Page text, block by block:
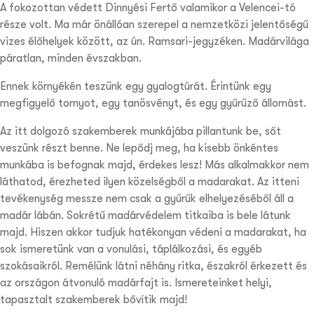
A fokozottan védett Dinnyési Fertő valamikor a Velencei-tó
része volt. Ma már önállóan szerepel a nemzetközi jelentőségű
vizes élőhelyek között, az ún. Ramsari-jegyzéken. Madárvilága
páratlan, minden évszakban.
Ennek környékén teszünk egy gyalogtúrát. Érintünk egy
megfigyelő tornyot, egy tanösvényt, és egy gyűrűző állomást.
Az itt dolgozó szakemberek munkájába pillantunk be, sőt
veszünk részt benne. Ne lepődj meg, ha kisebb önkéntes
munkába is befognak majd, érdekes lesz! Más alkalmakkor nem
láthatod, érezheted ilyen közelségből a madarakat. Az itteni
tevékenység messze nem csak a gyűrűk elhelyezéséből áll a
madár lábán. Sokrétű madárvédelem titkaiba is bele látunk
majd. Hiszen akkor tudjuk hatékonyan védeni a madarakat, ha
sok ismeretünk van a vonulási, táplálkozási, és egyéb
szokásaikról. Remélünk látni néhány ritka, északról érkezett és
az országon átvonuló madárfajt is. Ismereteinket helyi,
tapasztalt szakemberek bővítik majd!